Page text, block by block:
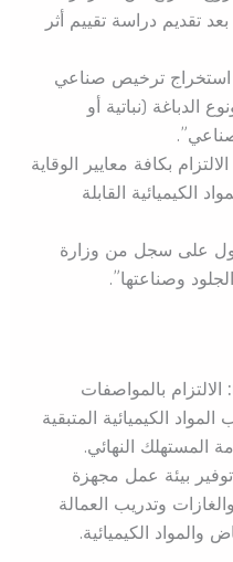
تقديم دراسة تقييم أثر
ترخيص صناعي
الدباغة (نباتية أو
بكافة معايير الوقاية
الكيميائية القابلة
على سجل من وزارة
وصناعتها”.
الالتزام بالمواصفات
الكيميائية المتبقية
المستهلك النهائي.
بيئة عمل مجهزة
وتدريب العمالة
الكيميائية.